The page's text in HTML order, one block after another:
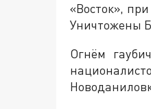
«Восток»,
Уничтожены
Огнём